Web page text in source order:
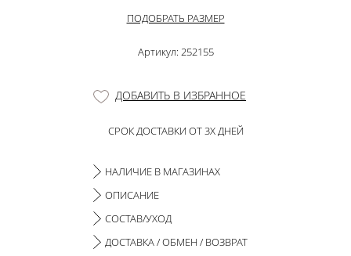
ПОДОБРАТЬ РАЗМЕР
Артикул: 252155
ДОБАВИТЬ В ИЗБРАННОЕ
СРОК ДОСТАВКИ ОТ 3Х ДНЕЙ
НАЛИЧИЕ В МАГАЗИНАХ
ОПИСАНИЕ
СОСТАВ/УХОД
ДОСТАВКА / ОБМЕН / ВОЗВРАТ